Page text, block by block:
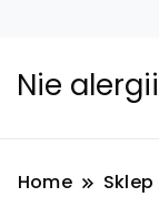
Nie alergii
Home Sklep